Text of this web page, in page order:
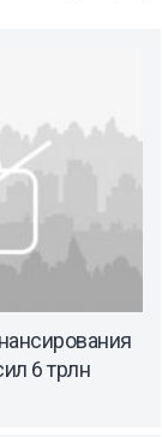
6 трлн